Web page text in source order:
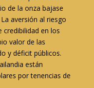
de la onza bajase
aversión al riesgo
credibilidad en los
valor de las
y déficit públicos.
están
por tenencias de